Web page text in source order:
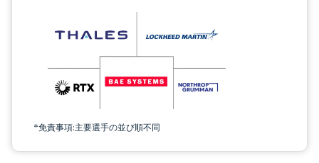
*免責事項:主要選手の並び順不同